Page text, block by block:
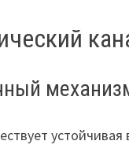
устойчивая